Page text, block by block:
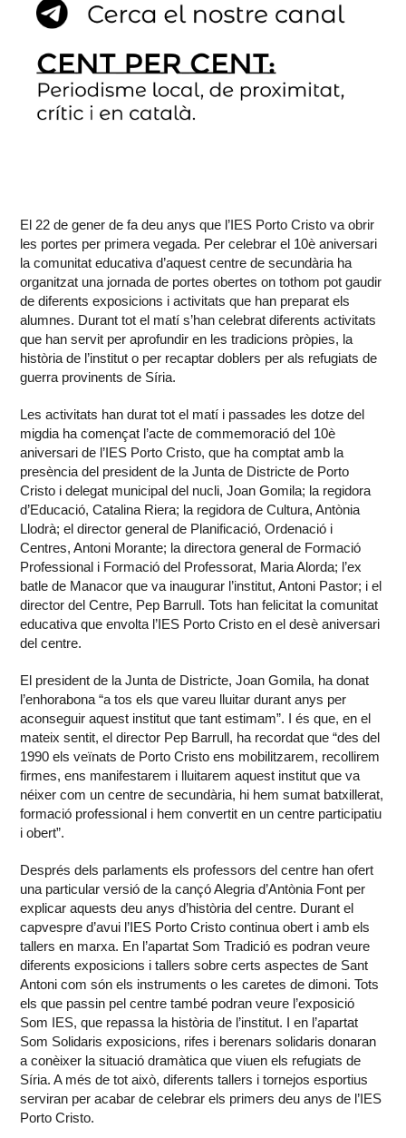
El 22 de gener de fa deu anys que l’IES Porto Cristo va obrir
les portes per primera vegada. Per celebrar el 10è aniversari
la comunitat educativa d’aquest centre de secundària ha
organitzat una jornada de portes obertes on tothom pot gaudir
de diferents exposicions i activitats que han preparat els
alumnes. Durant tot el matí s’han celebrat diferents activitats
que han servit per aprofundir en les tradicions pròpies, la
història de l’institut o per recaptar doblers per als refugiats de
guerra provinents de Síria.
Les activitats han durat tot el matí i passades les dotze del
migdia ha començat l’acte de commemoració del 10è
aniversari de l’IES Porto Cristo, que ha comptat amb la
presència del president de la Junta de Districte de Porto
Cristo i delegat municipal del nucli, Joan Gomila; la regidora
d’Educació, Catalina Riera; la regidora de Cultura, Antònia
Llodrà; el director general de Planificació, Ordenació i
Centres, Antoni Morante; la directora general de Formació
Professional i Formació del Professorat, Maria Alorda; l’ex
batle de Manacor que va inaugurar l’institut, Antoni Pastor; i el
director del Centre, Pep Barrull. Tots han felicitat la comunitat
educativa que envolta l’IES Porto Cristo en el desè aniversari
del centre.
El president de la Junta de Districte, Joan Gomila, ha donat
l’enhorabona “a tos els que vareu lluitar durant anys per
aconseguir aquest institut que tant estimam”. I és que, en el
mateix sentit, el director Pep Barrull, ha recordat que “des del
1990 els veïnats de Porto Cristo ens mobilitzarem, recollirem
firmes, ens manifestarem i lluitarem aquest institut que va
néixer com un centre de secundària, hi hem sumat batxillerat,
formació professional i hem convertit en un centre participatiu
i obert”.
Després dels parlaments els professors del centre han ofert
una particular versió de la cançó Alegria d’Antònia Font per
explicar aquests deu anys d’història del centre. Durant el
capvespre d’avui l’IES Porto Cristo continua obert i amb els
tallers en marxa. En l’apartat Som Tradició es podran veure
diferents exposicions i tallers sobre certs aspectes de Sant
Antoni com són els instruments o les caretes de dimoni. Tots
els que passin pel centre també podran veure l’exposició
Som IES, que repassa la història de l’institut. I en l’apartat
Som Solidaris exposicions, rifes i berenars solidaris donaran
a conèixer la situació dramàtica que viuen els refugiats de
Síria. A més de tot això, diferents tallers i tornejos esportius
serviran per acabar de celebrar els primers deu anys de l’IES
Porto Cristo.